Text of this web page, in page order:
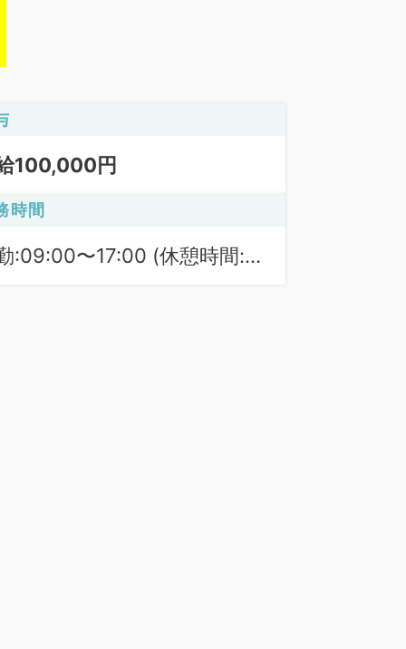
100,000円
時間
:09:00〜17:00 (休憩時間: